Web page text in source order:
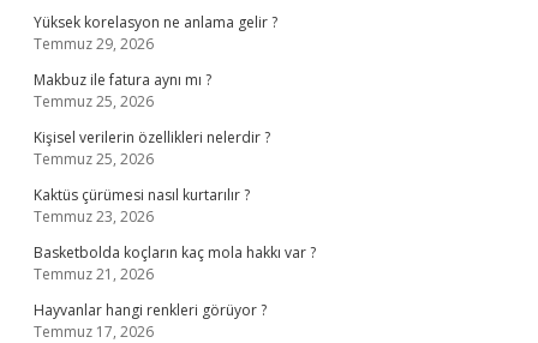
Yüksek korelasyon ne anlama gelir ?
Temmuz 29, 2026
Makbuz ile fatura aynı mı ?
Temmuz 25, 2026
Kişisel verilerin özellikleri nelerdir ?
Temmuz 25, 2026
Kaktüs çürümesi nasıl kurtarılır ?
Temmuz 23, 2026
Basketbolda koçların kaç mola hakkı var ?
Temmuz 21, 2026
Hayvanlar hangi renkleri görüyor ?
Temmuz 17, 2026